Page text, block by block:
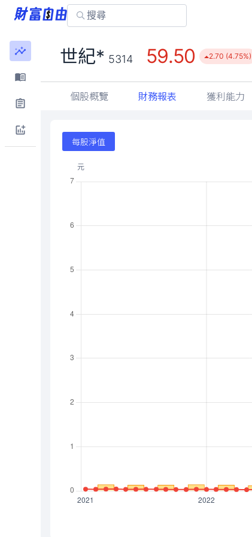
世紀* 5314 59.50 2.70 (4.75%)
個股概覽 財務報表 獲利能力
每股淨值